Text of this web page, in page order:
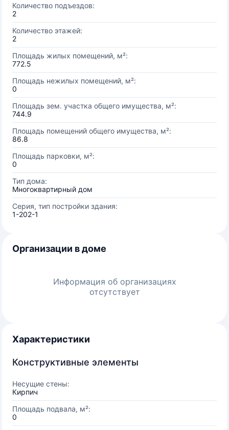
Количество подъездов:
2
Количество этажей:
2
Площадь жилых помещений, м²:
772.5
Площадь нежилых помещений, м²:
0
Площадь зем. участка общего имущества, м²:
744.9
Площадь помещений общего имущества, м²:
86.8
Площадь парковки, м²:
0
Тип дома:
Многоквартирный дом
Серия, тип постройки здания:
1-202-1
Организации в доме
Информация об организациях
отсутствует
Характеристики
Конструктивные элементы
Несущие стены:
Кирпич
Площадь подвала, м²:
0